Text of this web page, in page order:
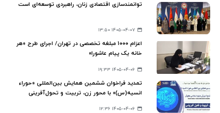
توانمندسازی اقتصادی زنان، راهبردی توسعه‌ای است
۱۴۰۵-۰۴-۰۷ ۱۳:۵۰
اعزام ۱۰۰۰ مبلغه تخصصی در تهران/ اجرای طرح «هر
خانه یک پیام عاشورا»
۱۴۰۵-۰۴-۰۶ ۱۹:۳۳
تمدید فراخوان ششمین همایش بین‌المللی «حوراء
انسیه(س)» با محور زن، تربیت و تحول‌آفرینی
۱۴۰۵-۰۴-۰۶ ۱۲:۳۶